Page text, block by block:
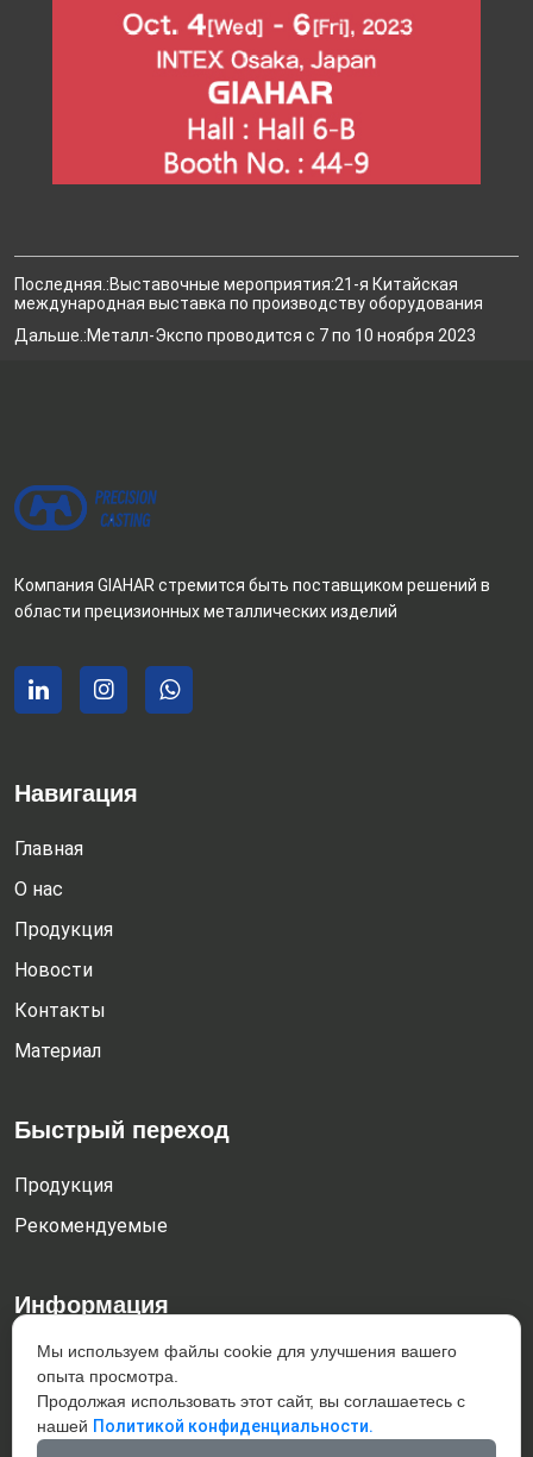
Последняя.:Выставочные мероприятия:21-я Китайская
международная выставка по производству оборудования
Дальше.:Металл-Экспо проводится с 7 по 10 ноября 2023
Компания GIAHAR стремится быть поставщиком решений в
области прецизионных металлических изделий
Навигация
Главная
О нас
Продукция
Новости
Контакты
Материал
Быстрый переход
Продукция
Рекомендуемые
Информация
Dachengzi town, Kazuo county, Chaoyang City, Liaoning
Province, China 122300
+86-421-4832187
Мы используем файлы cookie для улучшения вашего
опыта просмотра.
Продолжая использовать этот сайт, вы соглашаетесь с
нашей Политикой конфиденциальности.